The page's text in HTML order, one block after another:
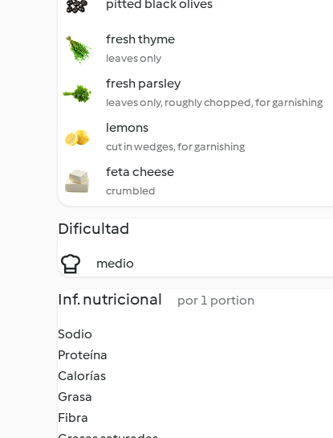
pitted black olives
fresh thyme
leaves only
fresh parsley
leaves only, roughly chopped, for garnishing
lemons
cut in wedges, for garnishing
feta cheese
crumbled
Dificultad
medio
Inf. nutricional por 1 portion
Sodio
Proteína
Calorías
Grasa
Fibra